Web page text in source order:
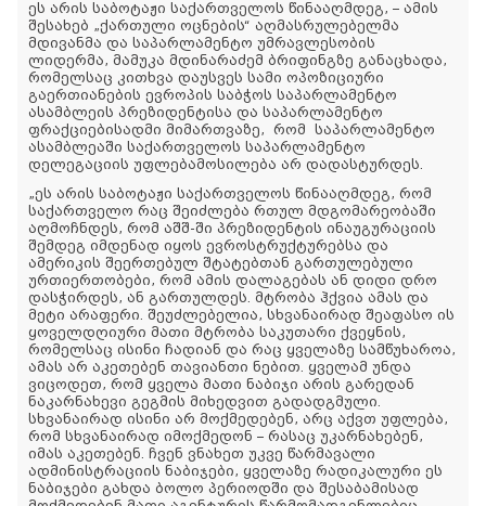
ეს არის საბოტაჟი საქართველოს წინააღმდეგ, – ამის
შესახებ „ქართული ოცნების“ აღმასრულებელმა
მდივანმა და საპარლამენტო უმრავლესობის
ლიდერმა, მამუკა მდინარაძემ ბრიფინგზე განაცხადა,
რომელსაც კითხვა დაუსვეს სამი ოპოზიციური
გაერთიანების ევროპის საბჭოს საპარლამენტო
ასამბლეის პრეზიდენტისა და საპარლამენტო
ფრაქციებისადმი მიმართვაზე, რომ საპარლამენტო
ასამბლეაში საქართველოს საპარლამენტო
დელეგაციის უფლებამოსილება არ დადასტურდეს.
„ეს არის საბოტაჟი საქართველოს წინააღმდეგ, რომ
საქართველო რაც შეიძლება რთულ მდგომარეობაში
აღმოჩნდეს, რომ აშშ-ში პრეზიდენტის ინაუგურაციის
შემდეგ იმდენად იყოს ევროსტრუქტურებსა და
ამერიკის შეერთებულ შტატებთან გართულებული
ურთიერთობები, რომ ამის დალაგებას ან დიდი დრო
დასჭირდეს, ან გართულდეს. მტრობა ჰქვია ამას და
მეტი არაფერი. შეუძლებელია, სხვანაირად შეაფასო ის
ყოველდღიური მათი მტრობა საკუთარი ქვეყნის,
რომელსაც ისინი ჩადიან და რაც ყველაზე სამწუხაროა,
ამას არ აკეთებენ თავიანთი ნებით. ყველამ უნდა
ვიცოდეთ, რომ ყველა მათი ნაბიჯი არის გარედან
ნაკარნახევი გეგმის მიხედვით გადადგმული.
სხვანაირად ისინი არ მოქმედებენ, არც აქვთ უფლება,
რომ სხვანაირად იმოქმედონ – რასაც უკარნახებენ,
იმას აკეთებენ. ჩვენ ვნახეთ უკვე წარმავალი
ადმინისტრაციის ნაბიჯები, ყველაზე რადიკალური ეს
ნაბიჯები გახდა ბოლო პერიოდში და შესაბამისად